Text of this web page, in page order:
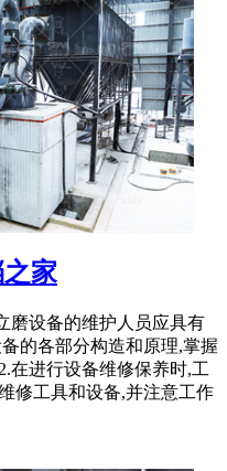
家
磨设备的维护人员应具有
的各部分构造和原理,掌握
在进行设备维修保养时,工
修工具和设备,并注意工作